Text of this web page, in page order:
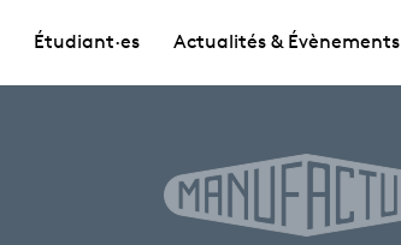
Étudiant·es Actualités & Évènements